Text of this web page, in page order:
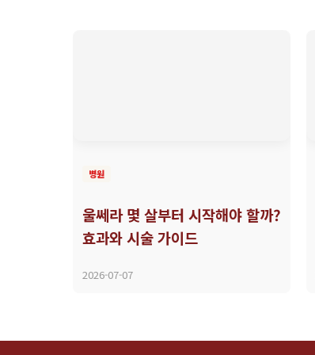
병원
울쎄라 몇 살부터 시작해야 할까?
효과와 시술 가이드
2026-07-07